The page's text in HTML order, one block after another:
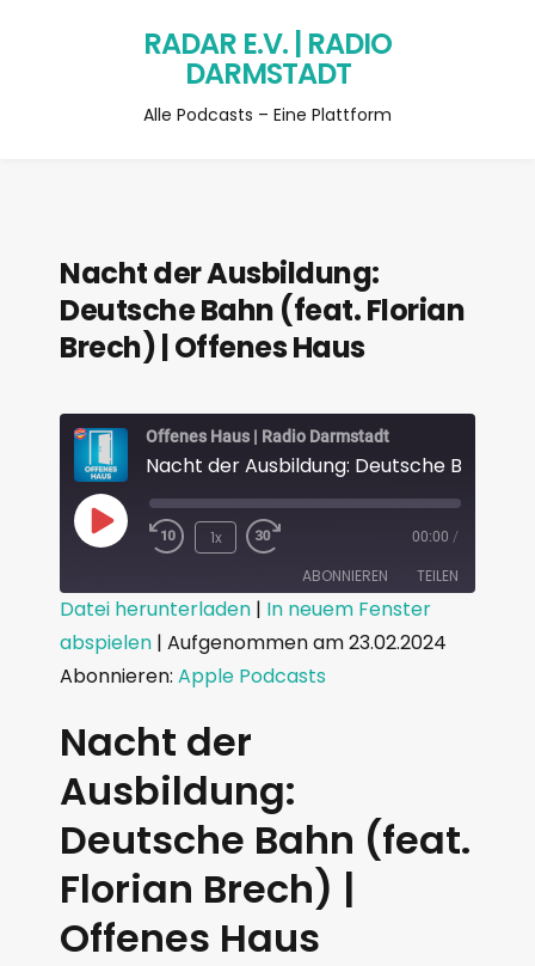
RADAR E.V. | RADIO
DARMSTADT
Alle Podcasts – Eine Plattform
Nacht der Ausbildung:
Deutsche Bahn (feat. Florian
Brech) | Offenes Haus
Offenes Haus | Radio Darmstadt
1x 00:00 /
ABONNIEREN TEILEN
Apple Podcasts
RSS FEED
TEILEN
EMBED
Datei herunterladen | In neuem Fenster
abspielen | Aufgenommen am 23.02.2024
Abonnieren: Apple Podcasts
Nacht der
Ausbildung:
Deutsche Bahn (feat.
Florian Brech) |
Offenes Haus